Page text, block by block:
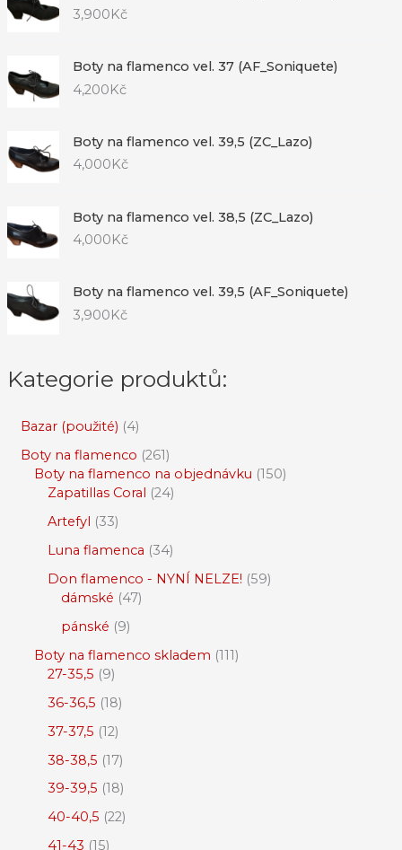
3,900Kč
Boty na flamenco vel. 37 (AF_Soniquete)
4,200Kč
Boty na flamenco vel. 39,5 (ZC_Lazo)
4,000 Kč
Boty na flamenco vel. 38,5 (ZC_Lazo)
4,000 Kč
Boty na flamenco vel. 39,5 (AF_Soniquete)
3,900Kč
Kategorie produktů:
Bazar (použité) 4
Boty na flamenco 261
Boty na flamenco na objednávku 150
Zapatillas Coral 24
Artefyl 33
Luna flamenca 34
Don flamenco - NYNÍ NELZE! 59
dámské 47
pánské 9
Boty na flamenco skladem 111
27-35,5 9
36-36,5 18
37-37,5 12
38-38,5 17
39-39,5 18
40-40,5 22
41-43 15